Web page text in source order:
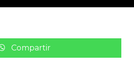
Compartir